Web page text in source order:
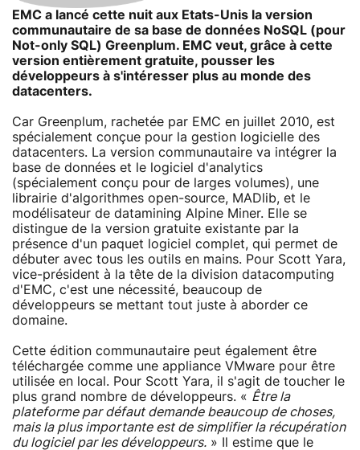
EMC a lancé cette nuit aux Etats-Unis la version
communautaire de sa base de données NoSQL (pour
Not-only SQL) Greenplum. EMC veut, grâce à cette
version entièrement gratuite, pousser les
développeurs à s'intéresser plus au monde des
datacenters.
Car Greenplum, rachetée par EMC en juillet 2010, est
spécialement conçue pour la gestion logicielle des
datacenters. La version communautaire va intégrer la
base de données et le logiciel d'analytics
(spécialement conçu pour de larges volumes), une
librairie d'algorithmes open-source, MADlib, et le
modélisateur de datamining Alpine Miner. Elle se
distingue de la version gratuite existante par la
présence d'un paquet logiciel complet, qui permet de
débuter avec tous les outils en mains. Pour Scott Yara,
vice-président à la tête de la division datacomputing
d'EMC, c'est une nécessité, beaucoup de
développeurs se mettant tout juste à aborder ce
domaine.
Cette édition communautaire peut également être
téléchargée comme une appliance VMware pour être
utilisée en local. Pour Scott Yara, il s'agit de toucher le
plus grand nombre de développeurs. « Être la
plateforme par défaut demande beaucoup de choses,
mais la plus importante est de simplifier la récupération
du logiciel par les développeurs. » Il estime que le